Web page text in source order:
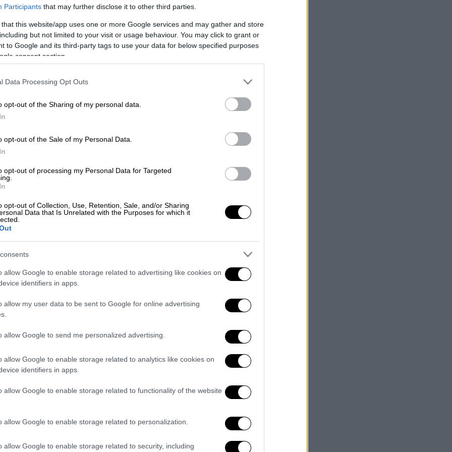
Participants that may further disclose it to other third parties.
that this website/app uses one or more Google services and may gather and store
but not limited to your visit or usage behaviour. You may click to grant or
to Google and its third-party tags to use your data for below specified purposes
consent section.
Data Processing Opt Outs
opt-out of the Sharing of my personal data.
opt-out of the Sale of my Personal Data.
opt-out of processing my Personal Data for Targeted
opt-out of Collection, Use, Retention, Sale, and/or Sharing
Data that Is Unrelated with the Purposes for which it
allow Google to enable storage related to advertising like cookies on
identifiers in apps.
allow my user data to be sent to Google for online advertising
allow Google to send me personalized advertising.
allow Google to enable storage related to analytics like cookies on
identifiers in apps.
allow Google to enable storage related to functionality of the website
allow Google to enable storage related to personalization.
allow Google to enable storage related to security, including
Τα πιο αστεία βίντεο από τους Ράδιο
Ελλάδα|17.05.2021 23:09
εμπνευσμένες από την
Επανάσταση στην Πελοπόννησο
Πελοποννήσου, αναδεικνύει την
πόλης στον Αγώνα για την
Ανεξαρτησία
Αθλητισμός|17.05.2021 23:01
Ο Προμηθέας έκλεισε θέση στην
του Περιστερίου
Ο Προμηθέας θα αντιμετωπίσει το
Λαύριο στην ημιτελική φάση με φόντο
τον τελικό της Basket League
Κορονοϊός: Αγγειακή και όχι
αναπνευστική νόσος, σύμφωνα με
νέα έρευνα
Oι εμπειρογνώμονες δημιούργησαν
έναν τύπο ψευδοϊού που
περιβάλλεται από την κλασική ακίδα
περιείχε πραγματικό ιό